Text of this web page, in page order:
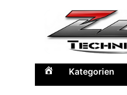
Home Kategorien